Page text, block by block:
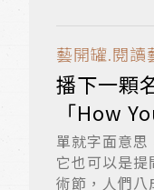
藝開罐.閱讀
播下一顆
「How
單就字面意
它也可以是
術節，人們